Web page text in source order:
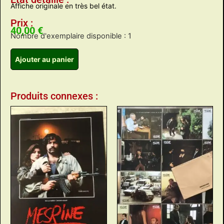
Affiche originale en très bel état.
Prix :
40,00 €
Nombre d'exemplaire disponible : 1
Ajouter au panier
Produits connexes :